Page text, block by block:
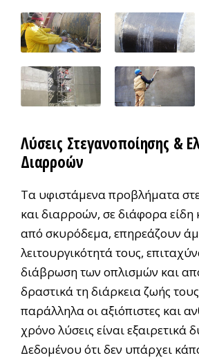
Λύσεις Στεγανοποίησης &
Διαρροών
Τα υφιστάμενα προβλήματα
και διαρροών, σε διάφορα
από σκυρόδεμα, επηρεάζουν
λειτουργικότητά τους,
διάβρωση των οπλισμών και
δραστικά τη διάρκεια ζωής
παράλληλα οι αξιόπιστες και
χρόνο λύσεις είναι εξαιρετικά
Δεδομένου ότι δεν υπάρχει